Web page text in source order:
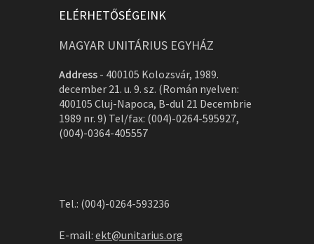
ELÉRHETŐSÉGEINK
MAGYAR UNITÁRIUS EGYHÁZ
Address - 400105 Kolozsvár, 1989.
december 21. u. 9. sz. (Román nyelven:
400105 Cluj-Napoca, B-dul 21 Decembrie
1989 nr. 9) Tel/fax: (004)-0264-595927,
(004)-0364-405557
Tel.: (004)-0264-593236
E-mail: ekt@unitarius.org